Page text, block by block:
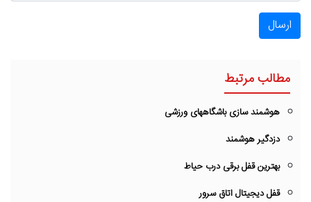
ارسال
مطالب مرتبط
هوشمند سازی باشگاههای ورزشی
دزدگیر هوشمند
بهترین قفل برقی درب حیاط
قفل دیجیتال اتاق سرور